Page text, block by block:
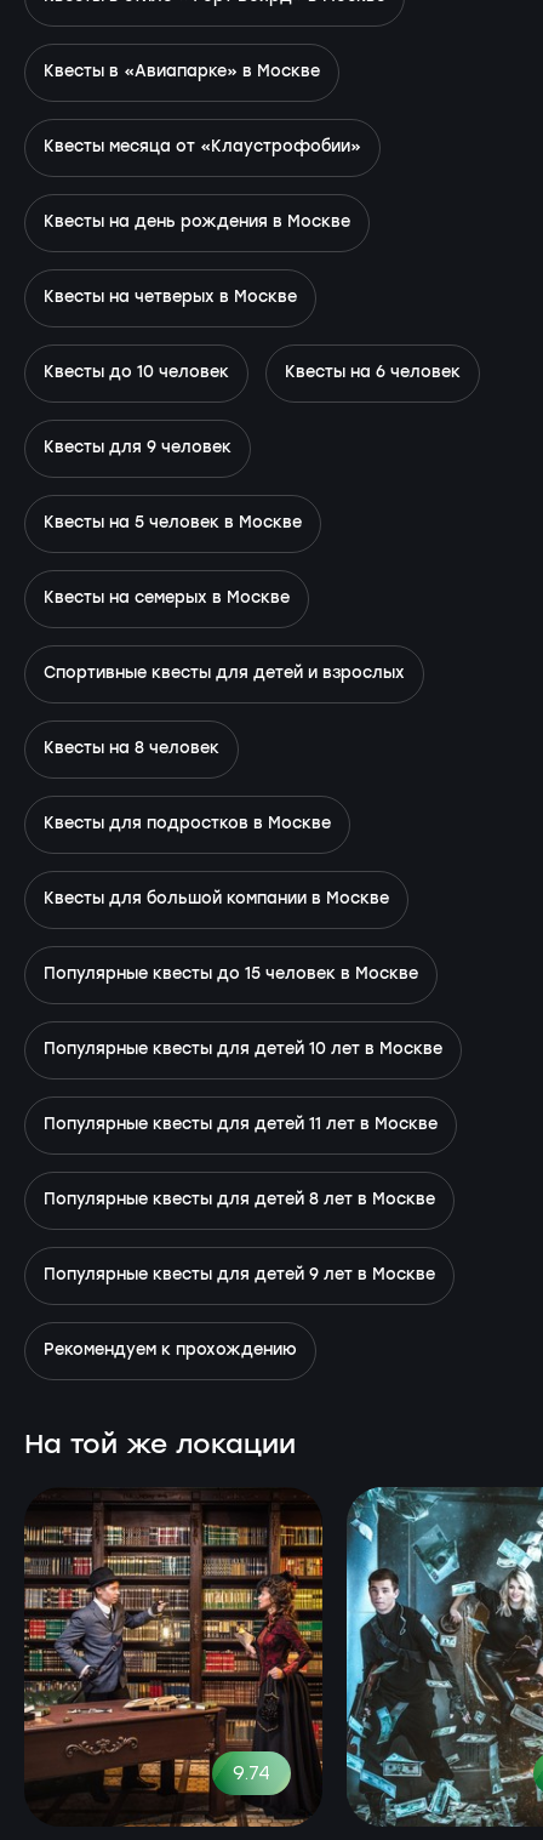
Квесты в «Авиапарке» в Москве
Квесты месяца от «Клаустрофобии»
Квесты на день рождения в Москве
Квесты на четверых в Москве
Квесты до 10 человек Квесты на 6 человек
Квесты для 9 человек
Квесты на 5 человек в Москве
Квесты на семерых в Москве
Спортивные квесты для детей и взрослых
Квесты на 8 человек
Квесты для подростков в Москве
Квесты для большой компании в Москве
Популярные квесты до 15 человек в Москве
Популярные квесты для детей 10 лет в Москве
Популярные квесты для детей 11 лет в Москве
Популярные квесты для детей 8 лет в Москве
Популярные квесты для детей 9 лет в Москве
Рекомендуем к прохождению
На той же локации
9.74